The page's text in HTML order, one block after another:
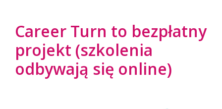
Career Turn to bezpłatny
projekt (szkolenia
odbywają się online)